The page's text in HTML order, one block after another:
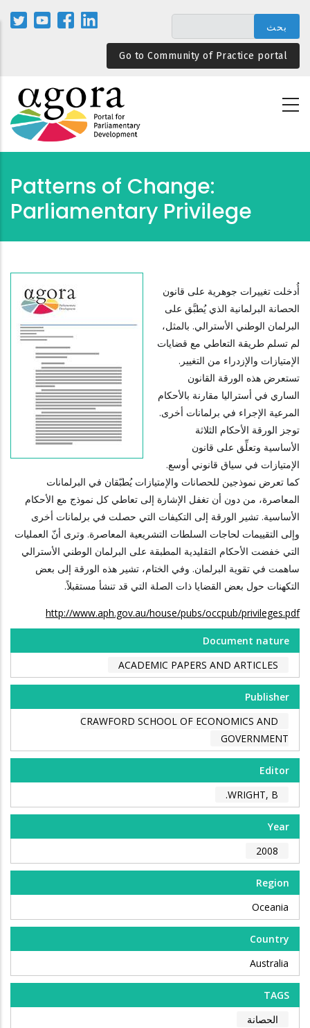
المحتوى
الرئيسيGo to Community of Practice portal
Patterns of Change:
Parliamentary Privilege
أُدخلت تغييرات جوهرية على قانون
الحصانة البرلمانية الذي يُطبَّق على
البرلمان الوطني الأسترالي. بالمثل،
لم تسلم طريقة التعاطي مع قضايات
الإمتيازات والإزدراء من التغيير.
تستعرض هذه الورقة القانون
الساري في أستراليا مقارنة بالأحكام
المرعية الإجراء في برلمانات أخرى.
توجز الورقة الأحكام الثلاثة
الأساسية وتعلِّق على قانون
الإمتيازات في سياق قانوني أوسع.
كما تعرض نموذجين للحصانات والإمتيازات يُطبّقان في البرلمانات
المعاصرة، من دون أن تغفل الإشارة إلى تعاطي كل نموذج مع الأحكام
الأساسية. تشير الورقة إلى التكيفات التي حصلت في برلمانات أخرى
وإلى التقييمات لحاجات السلطات التشريعية المعاصرة. وترى أنّ العمليات
التي خفضت الأحكام التقليدية المطبقة على البرلمان الوطني الأسترالي
ساهمت في تقوية البرلمان. وفي الختام، تشير هذه الورقة إلى بعض
التكهنات حول بعض القضايا ذات الصلة التي قد تنشأ مستقبلاً.
http://www.aph.gov.au/house/pubs/occpub/privileges.pdf
Document nature
ACADEMIC PAPERS AND ARTICLES
Publisher
CRAWFORD SCHOOL OF ECONOMICS AND
GOVERNMENT
Editor
WRIGHT, B.
Year
2008
Region
Oceania
Country
Australia
TAGS
الحصانة